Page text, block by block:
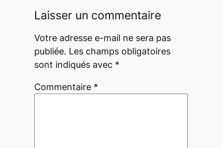
Laisser un commentaire
Votre adresse e-mail ne sera pas
publiée. Les champs obligatoires
sont indiqués avec *
Commentaire *